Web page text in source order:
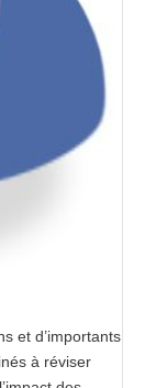
et d’importants
à réviser